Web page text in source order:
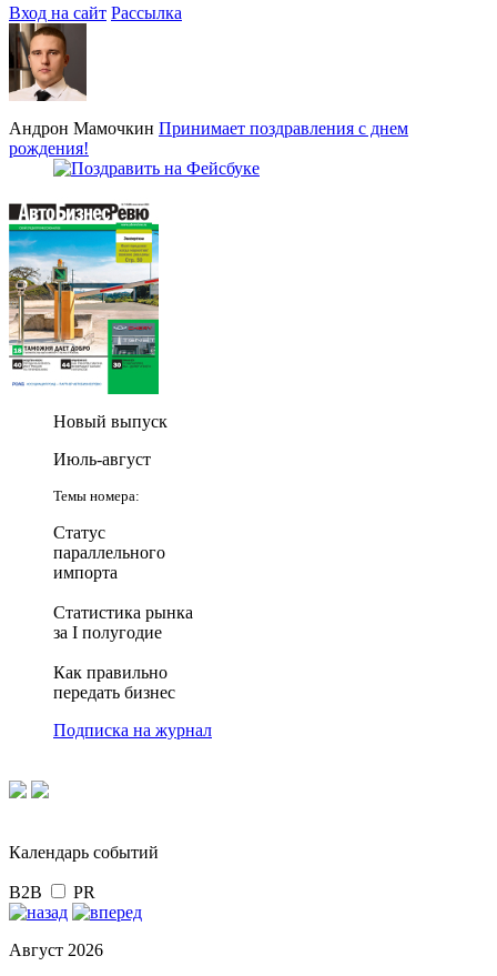
Вход на сайт Рассылка
Андрон Мамочкин Принимает поздравления с днем
рождения!
Новый выпуск
Июль-август
Темы номера:
Статус
параллельного
импорта
Статистика рынка
за I полугодие
Как правильно
передать бизнес
Подписка на журнал
Календарь событий
B2B PR
Август 2026